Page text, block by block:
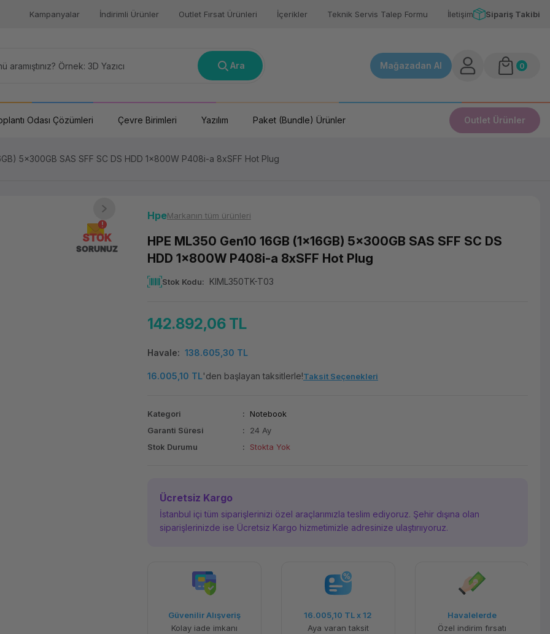
Kampanyalar İndirimli Ürünler Outlet Fırsat Ürünleri İçerikler Teknik Servis Talep Formu İletişim Sipariş Takibi
Ara Mağazadan Al 0
Odası Çözümleri Çevre Birimleri Yazılım Paket (Bundle) Ürünler Outlet Ürünler
5x300GB SAS SFF SC DS HDD 1x800W P408i-a 8xSFF Hot Plug
STOK
SORUNUZ
HpeMarkanın tüm ürünleri
HPE ML350 Gen10 16GB (1x16GB) 5x300GB SAS SFF SC DS
HDD 1x800W P408i-a 8xSFF Hot Plug
Stok Kodu KIML350TK-T03
142.892,06 TL
Havale 138.605,30 TL
16.005,10 TL'den başlayan taksitlerle!Taksit Seçenekleri
Kategori
Notebook
Garanti Süresi
24 Ay
Stok Durumu
Stokta Yok
Ücretsiz Kargo
İstanbul içi tüm siparişlerinizi özel araçlarımızla teslim ediyoruz. Şehir dışına olan
siparişlerinizde ise Ücretsiz Kargo hizmetimizle adresinize ulaştırııyoruz.
16.005,10 TLx 12
Aya varan taksit
Havalelerde
Özel indirim fırsatı
Güvenilir Alışveriş
Kolay iade imkanı